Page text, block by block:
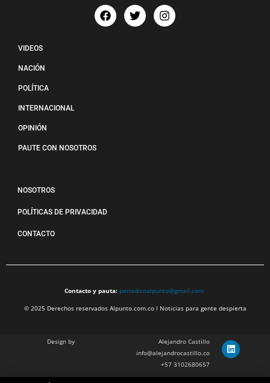
VIDEOS
NACIÓN
POLÍTICA
INTERNACIONAL
OPINIÓN
PAUTE CON NOSOTROS
NOSOTROS
POLÍTICAS DE PRIVACIDAD
CONTACTO
Contacto y pauta: periodicoalpunto@gmail.com
© 2025 Derechos reservados Alpunto.com.co l Noticias para gente despierta
Design by
Alejandro Castillo
info@alejandrocastillo.co
+57 3102680657